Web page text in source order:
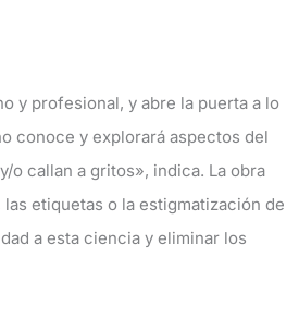
y profesional, y abre la puerta a lo
conoce y explorará aspectos del
o callan a gritos», indica. La obra
etiquetas o la estigmatización de
a esta ciencia y eliminar los